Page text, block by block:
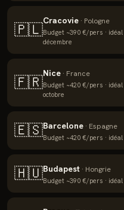
🇵🇱Cracovie · Pologne
Budget ~390 €/pers · idéal
décembre
🇫🇷Nice · France
Budget ~420 €/pers · idéal
octobre
🇪🇸Barcelone · Espagne
Budget ~420 €/pers · idéal
🇭🇺Budapest · Hongrie
Budget ~390 €/pers · idéal